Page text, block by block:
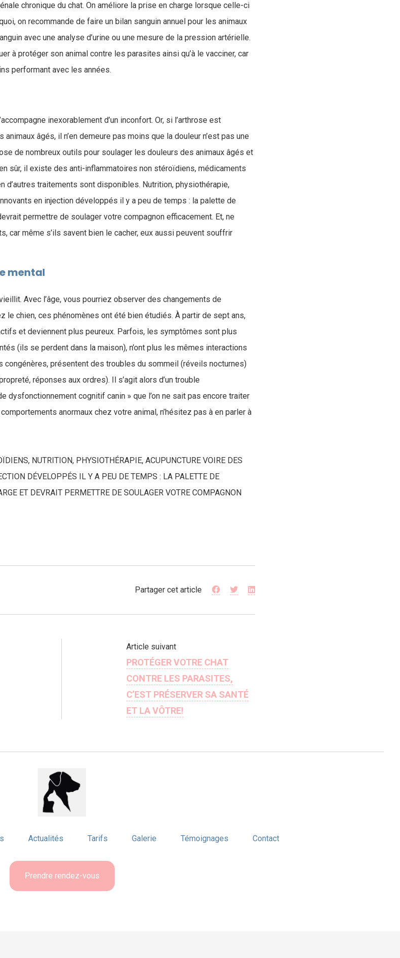
chronique du chat. On améliore la prise en charge lorsque celle-ci
on recommande de faire un bilan sanguin annuel pour les animaux
avec une analyse d’urine ou une mesure de la pression artérielle.
à protéger son animal contre les parasites ainsi qu’à le vacciner, car
performant avec les années.
inexorablement d’un inconfort. Or, si l’arthrose est
âgés, il n’en demeure pas moins que la douleur n’est pas une
de nombreux outils pour soulager les douleurs des animaux âgés et
sûr, il existe des anti-inflammatoires non stéroïdiens, médicaments
d’autres traitements sont disponibles. Nutrition, physiothérapie,
en injection développés il y a peu de temps : la palette de
permettre de soulager votre compagnon efficacement. Et, ne
car même s’ils savent bien le cacher, eux aussi peuvent souffrir
mental
Avec l’âge, vous pourriez observer des changements de
le chien, ces phénomènes ont été bien étudiés. À partir de sept ans,
et deviennent plus peureux. Parfois, les symptômes sont plus
(ils se perdent dans la maison), n’ont plus les mêmes interactions
présentent des troubles du sommeil (réveils nocturnes)
réponses aux ordres). Il s’agit alors d’un trouble
dysfonctionnement cognitif canin » que l’on ne sait pas encore traiter
anormaux chez votre animal, n’hésitez pas à en parler à
NUTRITION, PHYSIOTHÉRAPIE, ACUPUNCTURE VOIRE DES
DÉVELOPPÉS IL Y A PEU DE TEMPS : LA PALETTE DE
ET DEVRAIT PERMETTRE DE SOULAGER VOTRE COMPAGNON
Partager cet article
Article suivant
PROTÉGER VOTRE CHAT
CONTRE LES PARASITES,
C’EST PRÉSERVER SA SANTÉ
ET LA VÔTRE!
Actualités Tarifs Galerie Témoignages Contact
Prendre rendez-vous